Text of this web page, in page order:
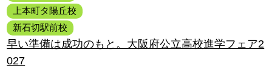
上本町タ陽丘校
新石切駅前校
早い準備は成功のもと。大阪府公立高校進学フェア2
027